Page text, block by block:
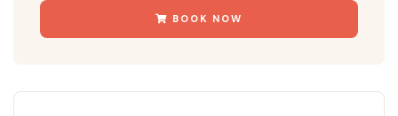
BOOK NOW